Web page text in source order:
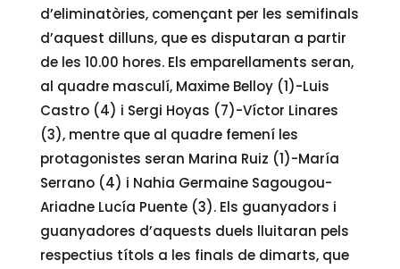
d’eliminatòries, començant per les semifinals
d’aquest dilluns, que es disputaran a partir
de les 10.00 hores. Els emparellaments seran,
al quadre masculí, Maxime Belloy (1)-Luis
Castro (4) i Sergi Hoyas (7)-Víctor Linares
(3), mentre que al quadre femení les
protagonistes seran Marina Ruiz (1)-María
Serrano (4) i Nahia Germaine Sagougou-
Ariadne Lucía Puente (3). Els guanyadors i
guanyadores d’aquests duels lluitaran pels
respectius títols a les finals de dimarts, que